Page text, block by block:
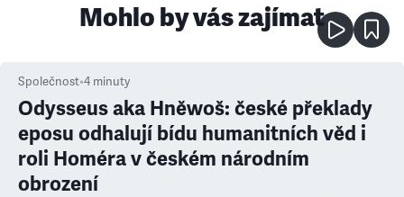
Mohlo by vás zajímat
Společnost•4 minuty
Odysseus aka Hněwoš: české překlady
eposu odhalují bídu humanitních věd i
roli Homéra v českém národním
obrození